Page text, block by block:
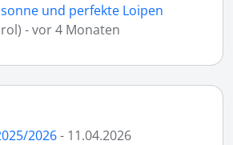
und perfekte Loipen
- vor 4 Monaten
2026- 11.04.2026